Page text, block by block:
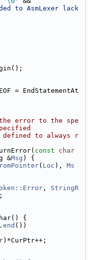
to AsmLexer lack
= EndStatementAt
error to the spe
to always r
const
char
&Msg ) {
( Loc ), Ms
, StringR
{
end ())
)*CurPtr++;